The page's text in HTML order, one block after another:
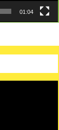
01:04